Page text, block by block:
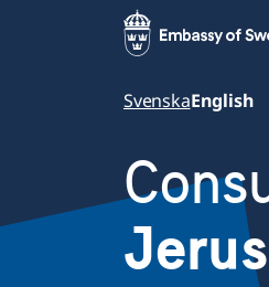
SvenskaEnglish